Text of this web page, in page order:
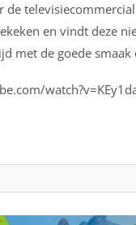
de televisiecommercial
en vindt deze
met de goede smaak